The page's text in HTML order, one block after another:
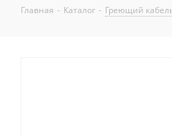
Главная - Каталог - Греющий